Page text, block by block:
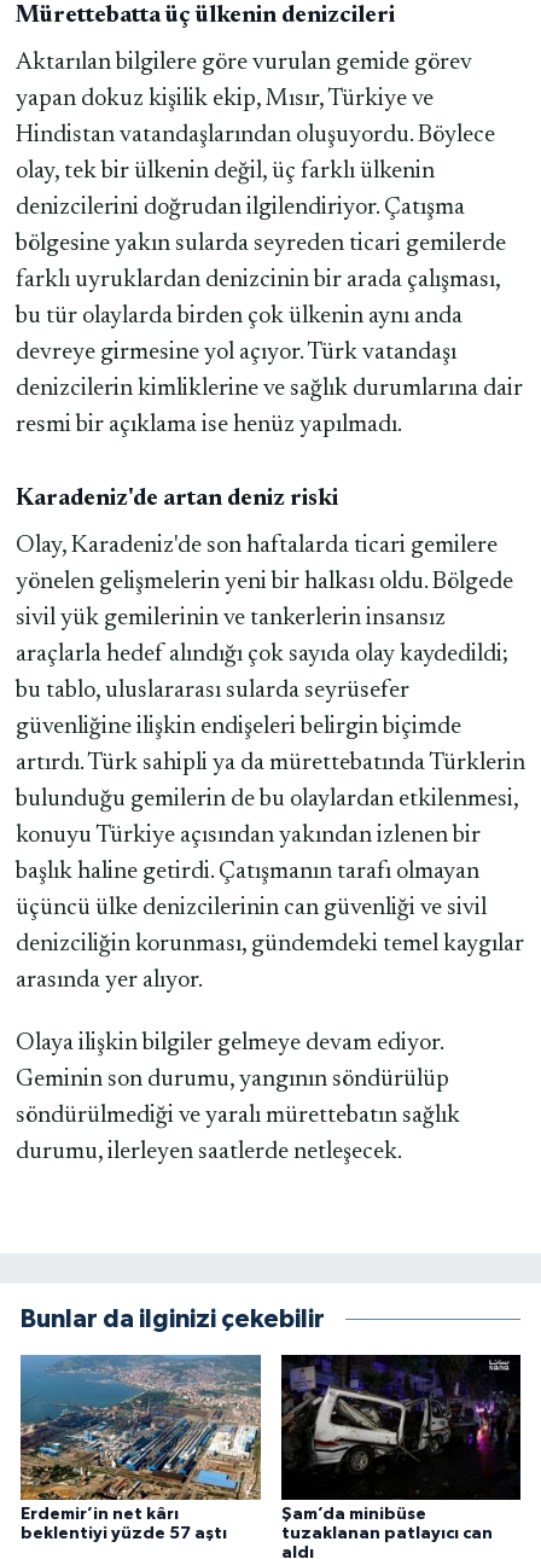
Mürettebatta üç ülkenin denizcileri
Aktarılan bilgilere göre vurulan gemide görev
yapan dokuz kişilik ekip, Mısır, Türkiye ve
Hindistan vatandaşlarından oluşuyordu. Böylece
olay, tek bir ülkenin değil, üç farklı ülkenin
denizcilerini doğrudan ilgilendiriyor. Çatışma
bölgesine yakın sularda seyreden ticari gemilerde
farklı uyruklardan denizcinin bir arada çalışması,
bu tür olaylarda birden çok ülkenin aynı anda
devreye girmesine yol açıyor. Türk vatandaşı
denizcilerin kimliklerine ve sağlık durumlarına dair
resmi bir açıklama ise henüz yapılmadı.
Karadeniz'de artan deniz riski
Olay, Karadeniz'de son haftalarda ticari gemilere
yönelen gelişmelerin yeni bir halkası oldu. Bölgede
sivil yük gemilerinin ve tankerlerin insansız
araçlarla hedef alındığı çok sayıda olay kaydedildi;
bu tablo, uluslararası sularda seyrüsefer
güvenliğine ilişkin endişeleri belirgin biçimde
artırdı. Türk sahipli ya da mürettebatında Türklerin
bulunduğu gemilerin de bu olaylardan etkilenmesi,
konuyu Türkiye açısından yakından izlenen bir
başlık haline getirdi. Çatışmanın tarafı olmayan
üçüncü ülke denizcilerinin can güvenliği ve sivil
denizciliğin korunması, gündemdeki temel kaygılar
arasında yer alıyor.
Olaya ilişkin bilgiler gelmeye devam ediyor.
Geminin son durumu, yangının söndürülüp
söndürülmediği ve yaralı mürettebatın sağlık
durumu, ilerleyen saatlerde netleşecek.
Bunlar da ilginizi çekebilir
Erdemir’in net kârı
beklentiyi yüzde 57 aştı
Şam’da minibüse
tuzaklanan patlayıcı can
aldı